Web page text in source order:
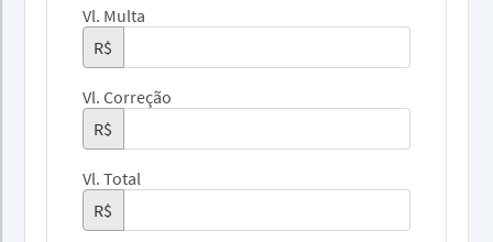
Vl. Multa
R$
Vl. Correção
R$
Vl. Total
R$